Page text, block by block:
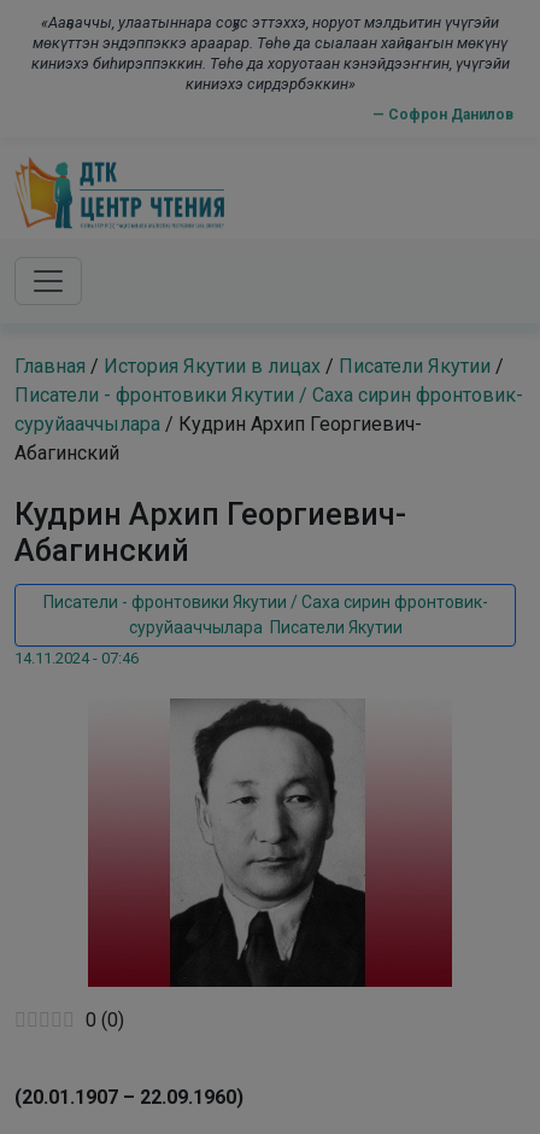
«Ааҕааччы, улаатыннара соҕус эттэххэ, норуот мэлдьитин үчүгэйи
мөкүттэн эндэппэккэ араарар. Төһө да сыалаан хайҕааҥын мөкүнү
киниэхэ биһирэппэккин. Төһө да хоруотаан кэнэйдээҥҥин, үчүгэйи
киниэхэ сирдэрбэккин»
— Софрон Данилов
Skip to main content
Главная / История Якутии в лицах / Писатели Якутии /
Писатели - фронтовики Якутии / Саха сирин фронтовик-
суруйааччылара / Кудрин Архип Георгиевич-
Абагинский
Кудрин Архип Георгиевич-
Абагинский
Писатели - фронтовики Якутии / Саха сирин фронтовик-
суруйааччылара Писатели Якутии
14.11.2024 - 07:46
0 (0)
(20.01.1907 – 22.09.1960)